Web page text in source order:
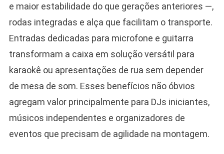
e maior estabilidade do que gerações anteriores —,
rodas integradas e alça que facilitam o transporte.
Entradas dedicadas para microfone e guitarra
transformam a caixa em solução versátil para
karaokê ou apresentações de rua sem depender
de mesa de som. Esses benefícios não óbvios
agregam valor principalmente para DJs iniciantes,
músicos independentes e organizadores de
eventos que precisam de agilidade na montagem.